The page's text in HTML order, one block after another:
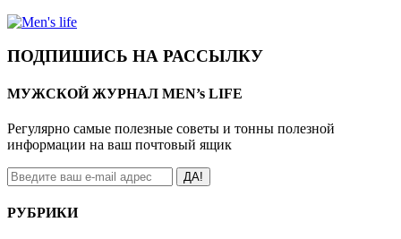
ПОДПИШИСЬ НА РАССЫЛКУ
МУЖСКОЙ ЖУРНАЛ MEN’s LIFE
Регулярно самые полезные советы и тонны полезной
информации на ваш почтовый ящик
ДА!
РУБРИКИ